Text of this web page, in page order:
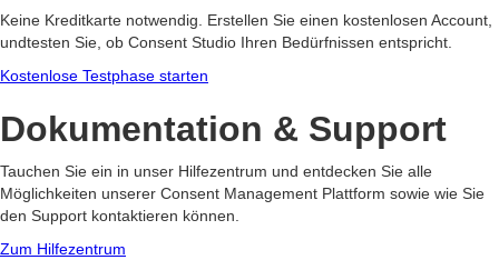
Keine Kreditkarte notwendig. Erstellen Sie einen kostenlosen Account,
undtesten Sie, ob Consent Studio Ihren Bedürfnissen entspricht.
Kostenlose Testphase starten
Dokumentation & Support
Tauchen Sie ein in unser Hilfezentrum und entdecken Sie alle
Möglichkeiten unserer Consent Management Plattform sowie wie Sie
den Support kontaktieren können.
Zum Hilfezentrum